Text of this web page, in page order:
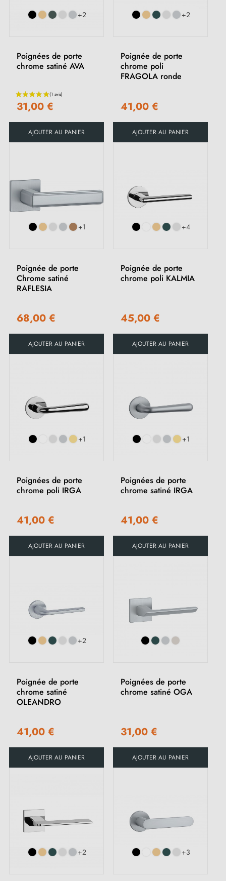
(2 avis)
+2
Poignées de porte
chrome satiné AVA
31,00 €
AJOUTER AU PANIER
+2
Poignée de porte
chrome poli
FRAGOLA ronde
41,00 €
AJOUTER AU PANIER
+1
Poignée de porte
Chrome satiné
RAFLESIA
68,00 €
AJOUTER AU PANIER
+4
Poignée de porte
chrome poli KALMIA
45,00 €
AJOUTER AU PANIER
+1
Poignées de porte
chrome poli IRGA
41,00 €
AJOUTER AU PANIER
+1
Poignées de porte
chrome satiné IRGA
41,00 €
AJOUTER AU PANIER
+2
Poignée de porte
chrome satiné
OLEANDRO
41,00 €
AJOUTER AU PANIER
Poignées de porte
chrome satiné OGA
31,00 €
AJOUTER AU PANIER
+2 +3